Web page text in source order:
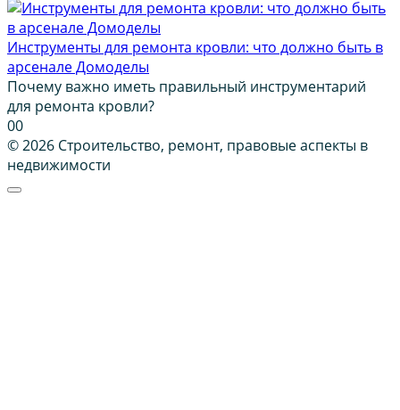
Инструменты для ремонта кровли: что должно быть в
арсенале Домоделы
Почему важно иметь правильный инструментарий
для ремонта кровли?
00
© 2026 Строительство, ремонт, правовые аспекты в
недвижимости